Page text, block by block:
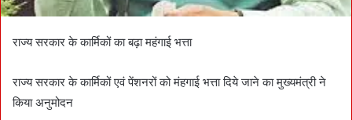
राज्य सरकार के कार्मिकों का बढ़ा महंगाई भत्ता
राज्य सरकार के कार्मिकों एवं पेंशनरों को मंहगाई भत्ता दिये जाने का मुख्यमंत्री ने
किया अनुमोदन